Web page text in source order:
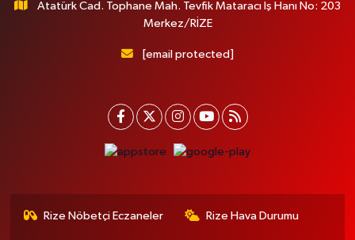
Atatürk Cad. Tophane Mah. Tevfik Mataracı İş Hanı No: 203
Merkez/RİZE
[email protected]
Rize Nöbetçi Eczaneler Rize Hava Durumu